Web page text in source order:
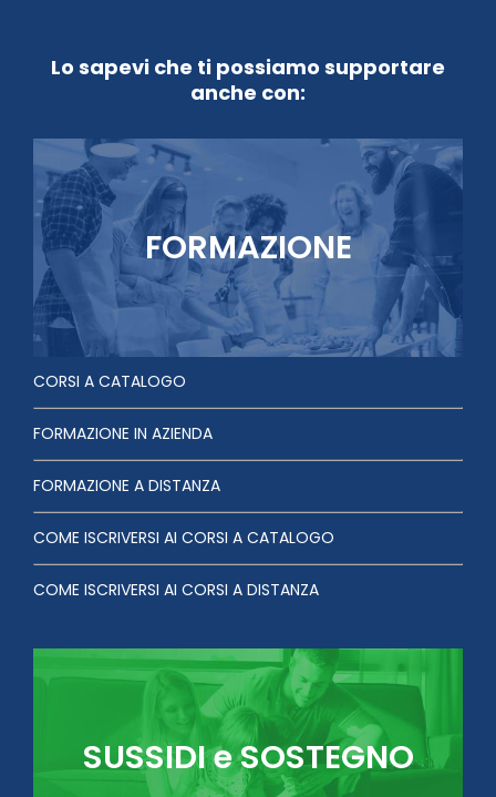
Lo sapevi che ti possiamo supportare
anche con:
FORMAZIONE
CORSI A CATALOGO
FORMAZIONE IN AZIENDA
FORMAZIONE A DISTANZA
COME ISCRIVERSI AI CORSI A CATALOGO
COME ISCRIVERSI AI CORSI A DISTANZA
SUSSIDI e SOSTEGNO